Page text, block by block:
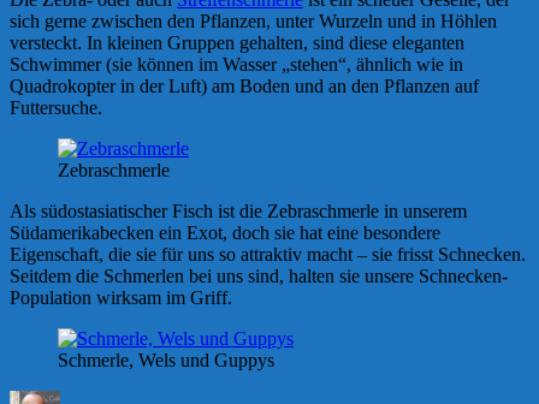
sich gerne zwischen den Pflanzen, unter Wurzeln und in Höhlen
versteckt. In kleinen Gruppen gehalten, sind diese eleganten
Schwimmer (sie können im Wasser „stehen“, ähnlich wie in
Quadrokopter in der Luft) am Boden und an den Pflanzen auf
Futtersuche.
Zebraschmerle
Als südostasiatischer Fisch ist die Zebraschmerle in unserem
Südamerikabecken ein Exot, doch sie hat eine besondere
Eigenschaft, die sie für uns so attraktiv macht – sie frisst Schnecken.
Seitdem die Schmerlen bei uns sind, halten sie unsere Schnecken-
Population wirksam im Griff.
Schmerle, Wels und Guppys